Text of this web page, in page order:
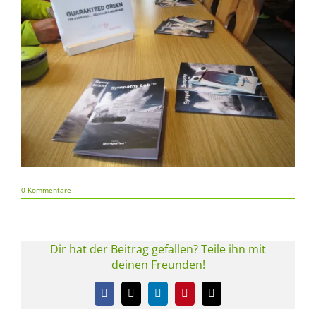
0 Kommentare
Dir hat der Beitrag gefallen? Teile ihn mit
deinen Freunden!
Facebook
X LinkedInPinterest
E-
Mail